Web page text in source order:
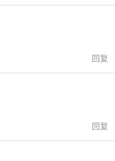
回复
回复